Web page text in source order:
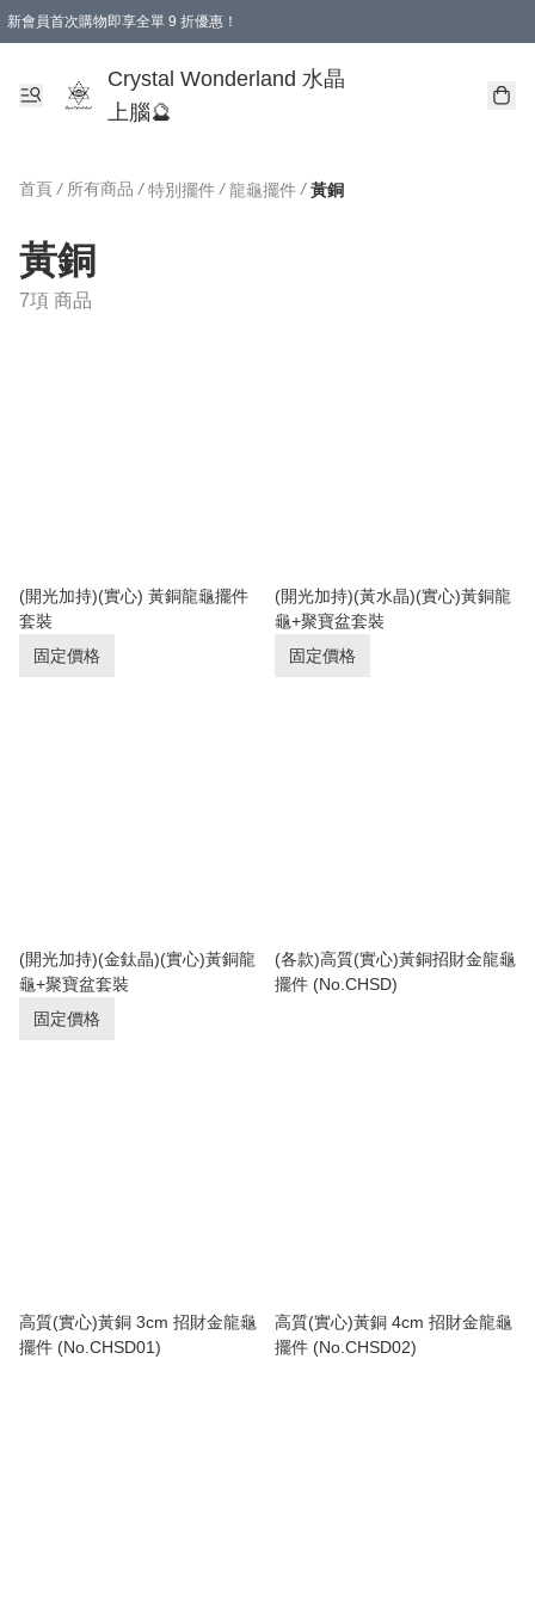
新會員首次購物即享全單 9 折優惠！
Crystal Wonderland 水晶
上腦🔮
首頁 / 所有商品 / 特別擺件 / 龍龜擺件 / 黃銅
黃銅
7項 商品
(開光加持)(實心) 黃銅龍龜擺件
套裝
固定價格
(開光加持)(黃水晶)(實心)黃銅龍
龜+聚寶盆套裝
固定價格
(開光加持)(金鈦晶)(實心)黃銅龍
龜+聚寶盆套裝
固定價格
(各款)高質(實心)黃銅招財金龍龜
擺件 (No.CHSD)
高質(實心)黃銅 3cm 招財金龍龜
擺件 (No.CHSD01)
高質(實心)黃銅 4cm 招財金龍龜
擺件 (No.CHSD02)